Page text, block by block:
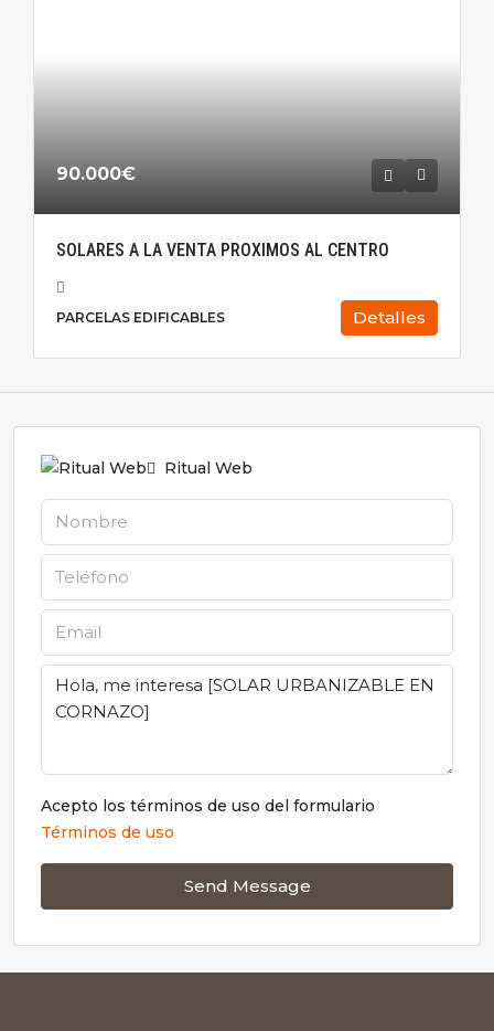
90.000€
SOLARES A LA VENTA PROXIMOS AL CENTRO
PARCELAS EDIFICABLES Detalles
Ritual Web
Acepto los términos de uso del formulario
Términos de uso
Send Message